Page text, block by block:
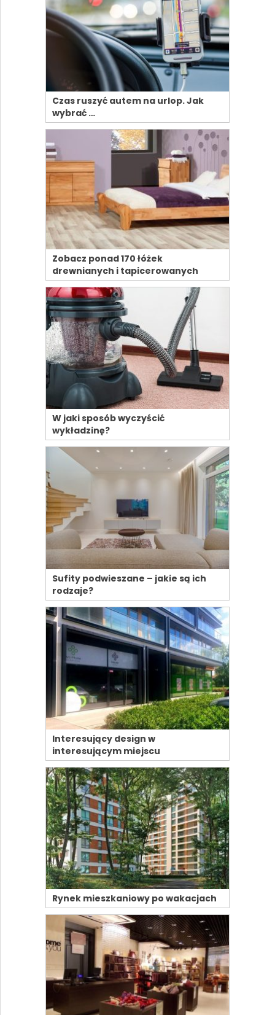
Czas ruszyć autem na urlop. Jak
wybrać …
Zobacz ponad 170 łóżek
drewnianych i tapicerowanych
W jaki sposób wyczyścić
wykładzinę?
Sufity podwieszane – jakie są ich
rodzaje?
Interesujący design w
interesującym miejscu
Rynek mieszkaniowy po wakacjach